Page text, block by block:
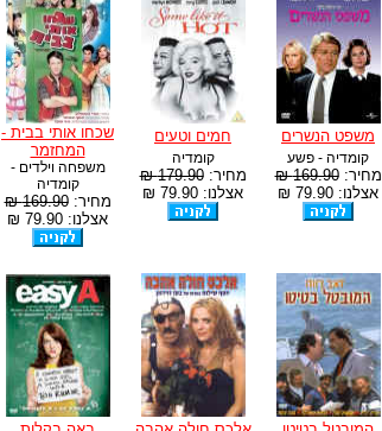
משפט הנשרים
קומדיה - פשע
מחיר:169.90 ₪
אצלנו: 79.90 ₪
חמים וטעים
קומדיה
מחיר:179.90 ₪
אצלנו: 79.90 ₪
שכחו אותי בבית -
המחזמר
משפחה וילדים -
קומדיה
מחיר:169.90 ₪
אצלנו: 79.90 ₪